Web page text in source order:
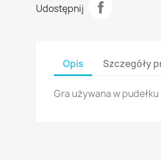
Udostępnij
Opis Szczegóły
Gra używana w pudełku